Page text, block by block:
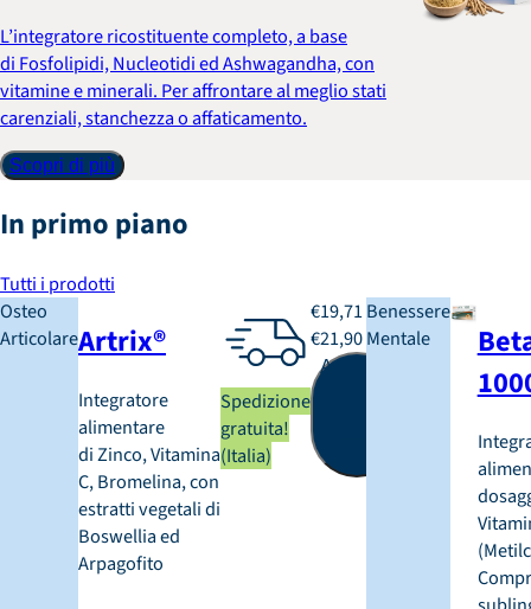
L’integratore ricostituente completo, a base
di Fosfolipidi, Nucleotidi ed Ashwagandha, con
vitamine e minerali. Per affrontare al meglio stati
carenziali, stanchezza o affaticamento.
Scopri di più
In primo piano
Tutti i prodotti
Osteo
ArticolareArtrix®
Integratore
alimentare
di Zinco, Vitamina
C, Bromelina, con
estratti vegetali di
Boswellia ed
Arpagofito
Spedizione
gratuita!
(Italia)
€19,71
€21,90
Acquista
Benessere
Mentale